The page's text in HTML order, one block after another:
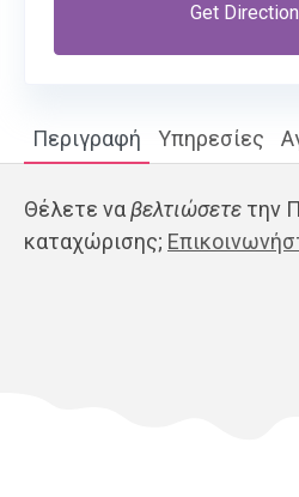
Get
Περιγραφή Υπηρεσίες
Θέλετε ναβελτιώσετε την
καταχώρισης;